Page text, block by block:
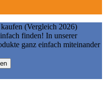
(Vergleich 2026)
finden! In unserer
ganz einfach miteinander